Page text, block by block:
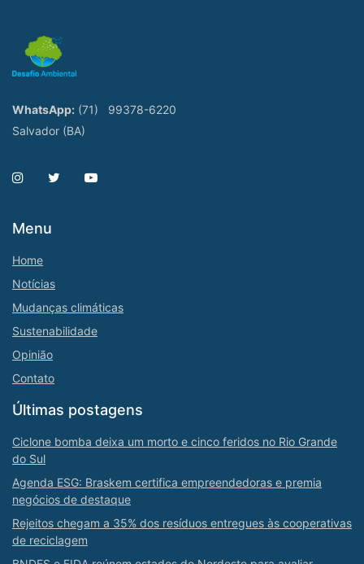
WhatsApp: (71)
99378-6220
Salvador (BA)
Menu
Home
Notícias
Mudanças climáticas
Sustenabilidade
Opinião
Contato
Últimas postagens
Ciclone bomba deixa um morto e cinco feridos no Rio Grande
do Sul
Agenda ESG: Braskem certifica empreendedoras e premia
negócios de destaque
Rejeitos chegam a 35% dos resíduos entregues às cooperativas
de reciclagem